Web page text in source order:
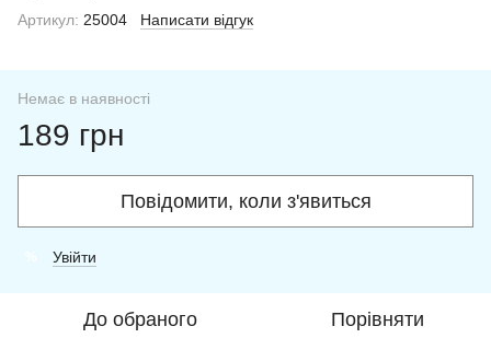
Артикул: 25004 Написати відгук
Немає в наявності
189 грн
Повідомити, коли з'явиться
Увійти
До обраного Порівняти